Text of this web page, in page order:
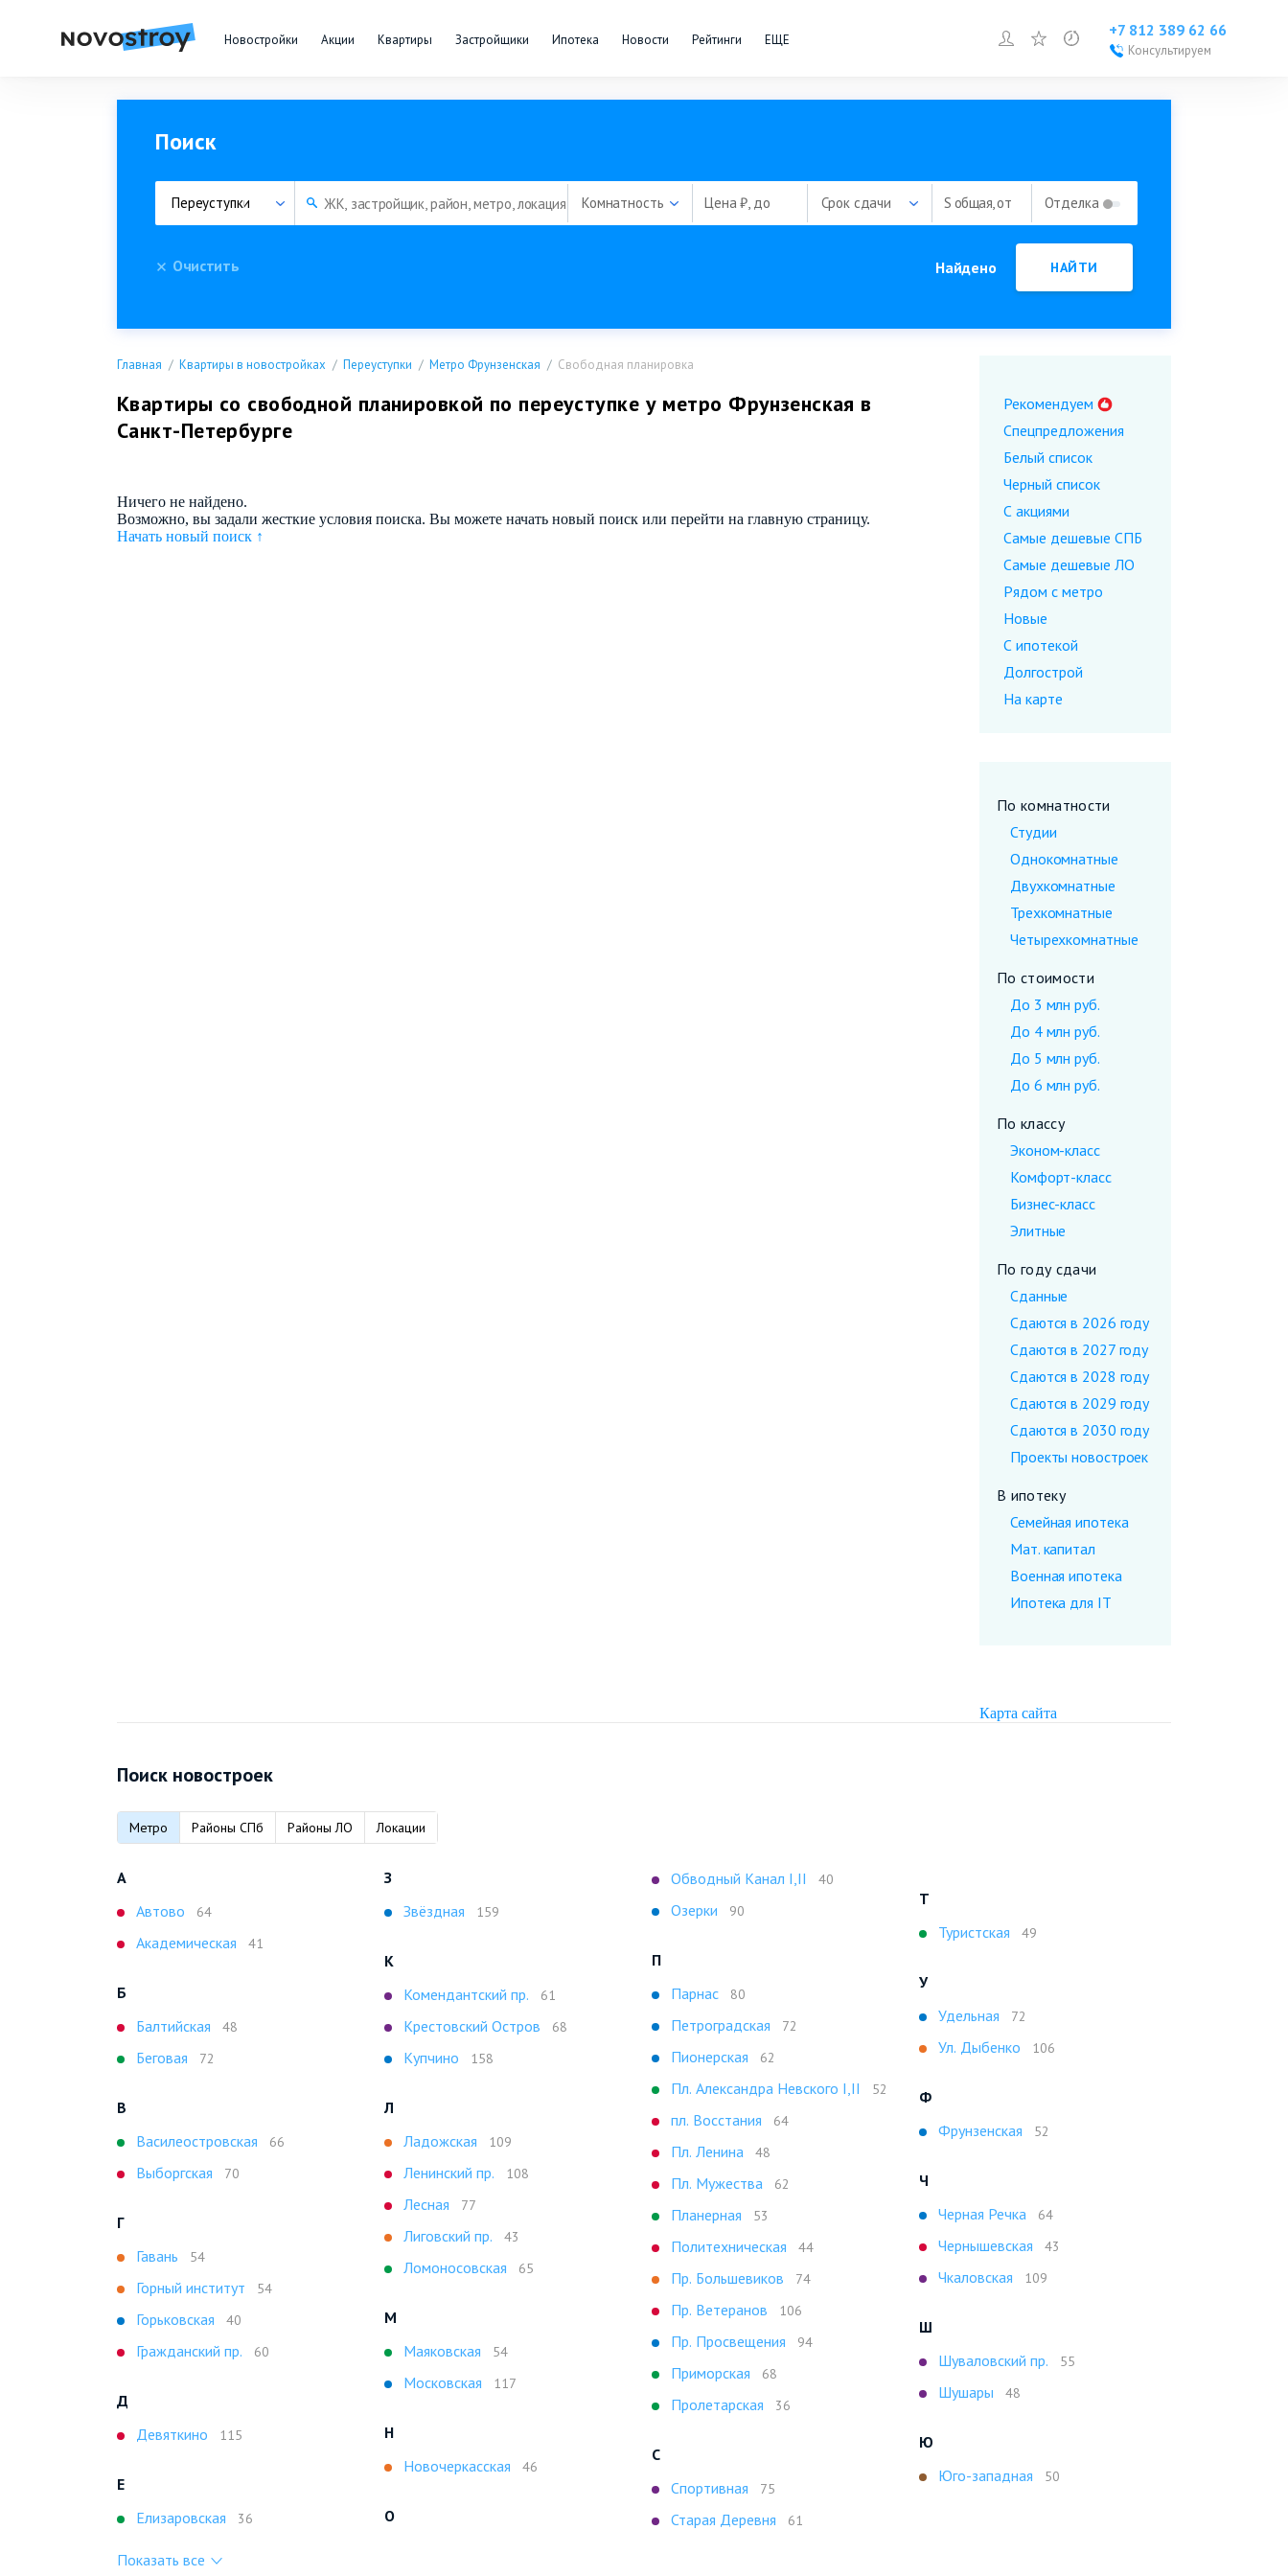
Новостройки Акции Квартиры Застройщики Ипотека Новости Рейтинги ЕЩЕ Войти или зарегистрироваться
зарегистрироваться
ИзбранноеПросмотренное
+7 812 389 62 66
Консультируем
Поиск
Переуступки Комнатность Цена ₽, до Срок сдачи S общая, от Отделка
Очистить Найдено НАЙТИ
Рекомендуем
Спецпредложения
Белый список
Черный список
С акциями
Самые дешевые CПБ
Самые дешевые ЛО
Рядом с метро
Новые
С ипотекой
Долгострой
На карте
По комнатности
Студии
Однокомнатные
Двухкомнатные
Трехкомнатные
Четырехкомнатные
По стоимости
До 3 млн руб.
До 4 млн руб.
До 5 млн руб.
До 6 млн руб.
По классу
Эконом-класс
Комфорт-класс
Бизнес-класс
Элитные
По году сдачи
Сданные
Сдаются в 2026 году
Сдаются в 2027 году
Сдаются в 2028 году
Сдаются в 2029 году
Сдаются в 2030 году
Проекты новостроек
В ипотеку
Семейная ипотека
Мат. капитал
Военная ипотека
Ипотека для IT
Карта сайта
Главная Квартиры в новостройках Переуступки Метро Фрунзенская Свободная планировка
Квартиры со свободной планировкой по переуступке у метро Фрунзенская в
Санкт-Петербурге
Ничего не найдено.
Возможно, вы задали жесткие условия поиска. Вы можете начать новый поиск или перейти на главную страницу.
Начать новый поиск ↑
Поиск новостроек
Метро Районы СПб Районы ЛО Локации
А
Автово
64
Академическая 41
Б
Балтийская
48
Беговая 72
В
Василеостровская
66
Выборгская 70
Г
Гавань
54
Горный институт 54
Горьковская 40
Гражданский пр. 60
Д
Девяткино
115
Е
Елизаровская
36
З
Звёздная
159
К
Комендантский пр.
61
Крестовский Остров 68
Купчино 158
Л
Ладожская
109
Ленинский пр. 108
Лесная 77
Лиговский пр. 43
Ломоносовская 65
М
Маяковская
54
Московская 117
Н
Новочеркасская
46
О
Обводный Канал I,II 40
Озерки 90
П
Парнас
80
Петроградская 72
Пионерская 62
Пл. Александра Невского I,II 52
пл. Восстания 64
Пл. Ленина 48
Пл. Мужества 62
Планерная 53
Политехническая 44
Пр. Большевиков 74
Пр. Ветеранов 106
Пр. Просвещения 94
Приморская 68
Пролетарская 36
С
Спортивная
75
Старая Деревня 61
Т
Туристская
49
У
Удельная
72
Ул. Дыбенко 106
Ф
Фрунзенская
52
Ч
Черная Речка
64
Чернышевская 43
Чкаловская 109
Ш
Шуваловский пр.
55
Шушары 48
Ю
Юго-западная
50
Показать все